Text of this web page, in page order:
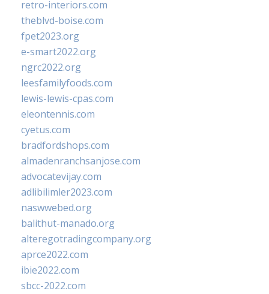
retro-interiors.com
theblvd-boise.com
fpet2023.org
e-smart2022.org
ngrc2022.org
leesfamilyfoods.com
lewis-lewis-cpas.com
eleontennis.com
cyetus.com
bradfordshops.com
almadenranchsanjose.com
advocatevijay.com
adlibilimler2023.com
naswwebed.org
balithut-manado.org
alteregotradingcompany.org
aprce2022.com
ibie2022.com
sbcc-2022.com